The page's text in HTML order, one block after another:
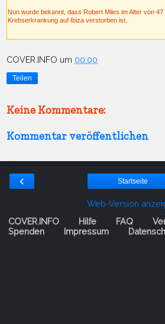
Nun wurde bekannt, dass Robert Miles im Alter von
Krebserkrankung auf Ibiza verstorben ist.
COVER.INFO um 00:00
Teilen
Keine Kommentare:
Kommentar veröffentlichen
‹ Startseite
Web-Version
COVER.INFO
Hilfe FAQ
Spenden
Impressum